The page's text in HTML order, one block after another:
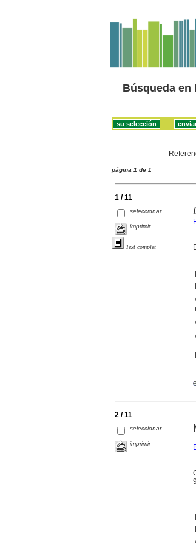
Búsqueda en
página 1 de 1
1 / 11
seleccionar
imprimir
Text complet
2 / 11
seleccionar
imprimir